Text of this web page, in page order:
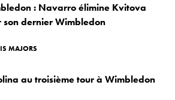
: Navarro élimine Kvitova
son dernier Wimbledon
MAJORS
au troisième tour à Wimbledon